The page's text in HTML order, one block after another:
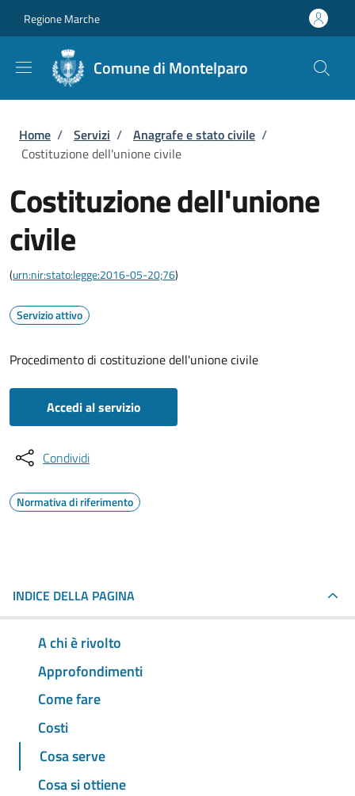
Regione Marche
Comune di Montelparo
Briciole di pane
Home / Servizi / Anagrafe e stato civile /
Costituzione dell'unione civile
Costituzione dell'unione
civile
(urn:nir:stato:legge:2016-05-20;76)
Servizio attivo
Procedimento di costituzione dell'unione civile
Accedi al servizio
Condividi
Normativa di riferimento
INDICE DELLA PAGINA
A chi è rivolto
Approfondimenti
Come fare
Costi
Cosa serve
Cosa si ottiene